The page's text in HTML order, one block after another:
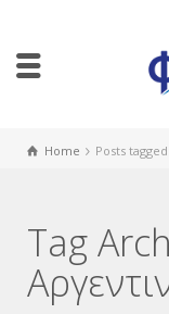
Home Posts
Tag